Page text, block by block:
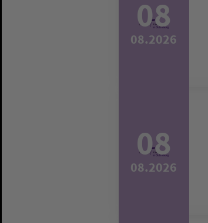
08
08.2026
08
08.2026